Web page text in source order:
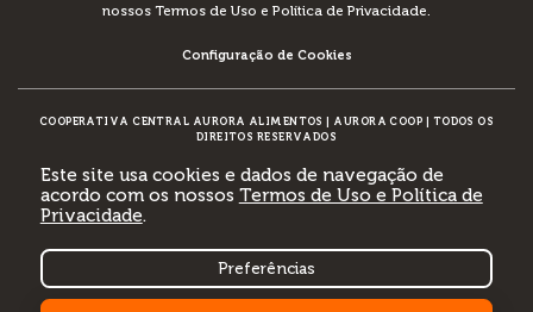
nossos Termos de Uso e Política de Privacidade
Configuração de Cookies
COOPERATIVA CENTRAL AURORA ALIMENTOS AURORA COOP
TODOS OS
DIREITOS RESERVADOS
DESENVOLVIMENTO:
Este site usa cookies e dados de navegação de
acordo com os nossos Termos de Uso e Política de
Privacidade.
Preferências